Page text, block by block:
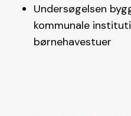
Undersøgelsen
kommunale
børnehavestuer